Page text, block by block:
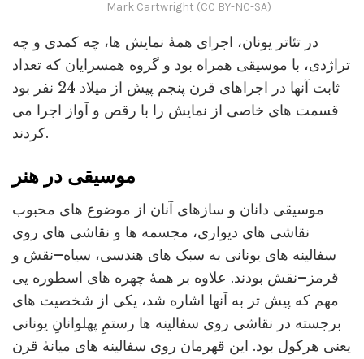
Mark Cartwright (CC BY-NC-SA)
در تئاتر یونان، اجرای همۀ نمایش ها، چه کمدی و چه
تراژدی، با موسیقی همراه بود و گروه همسرایان که تعداد
ثابت آنها در اجراهای قرن پنجم پیش از میلاد 24 نفر بود
قسمت های خاصی از نمایش را با رقص و آواز اجرا می
کردند.
موسیقی در هنر
موسیقی دانان و سازهای آنان از موضوع های محبوب
نقاشی های دیواری، مجسمه ها و نقاشی های روی
سفالینه های یونانی به سبک های هندسی، سیاه–نقش و
قرمز–نقش بودند. علاوه بر همۀ چهره های اسطوره یی
مهم که پیش تر به آنها اشاره شد، یکی از شخصیت های
برجسته در نقاشی روی سفالینه ها رستمِ پهلوانانِ یونانی
یعنی هرکول بود. این قهرمان روی سفالینه های میانۀ قرن